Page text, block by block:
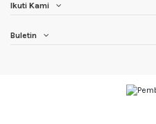
Ikuti Kami
Buletin